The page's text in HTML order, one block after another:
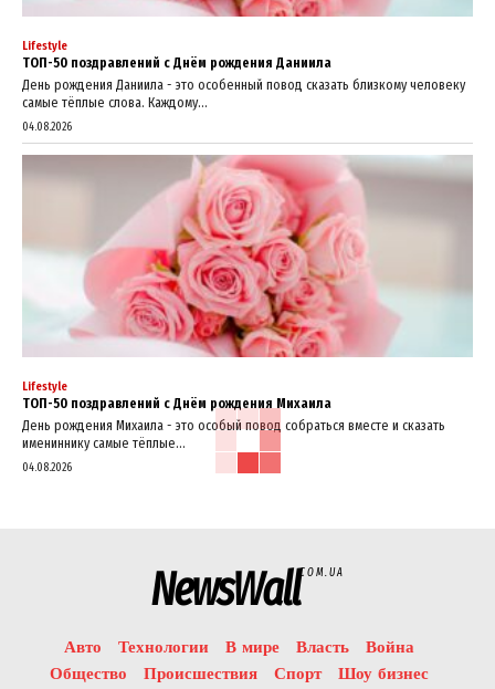
Lifestyle
ТОП-50 поздравлений с Днём рождения Даниила
День рождения Даниила - это особенный повод сказать близкому человеку
самые тёплые слова. Каждому...
04.08.2026
Lifestyle
ТОП-50 поздравлений с Днём рождения Михаила
День рождения Михаила - это особый повод собраться вместе и сказать
имениннику самые тёплые...
04.08.2026
NewsWallCOM.UA
Авто Технологии В мире Власть
Война
Общество
Происшествия Спорт
Шоу бизнес